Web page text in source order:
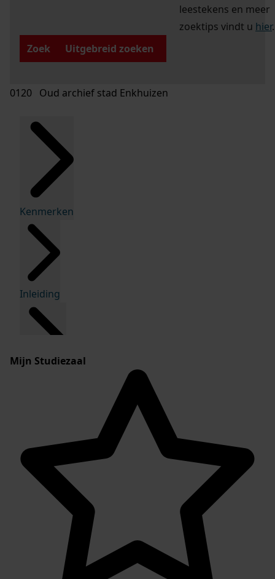
leestekens en meer
zoektips vindt u hier.
Zoek
Uitgebreid zoeken
0120 Oud archief stad Enkhuizen
Kenmerken
Inleiding
Mijn Studiezaal